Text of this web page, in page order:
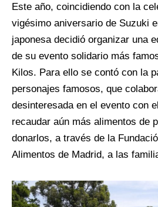
Este año, coincidiendo con la
vigésimo aniversario de Suzuki
japonesa decidió organizar una
de su evento solidario más
Kilos. Para ello se contó con la
personajes famosos, que
desinteresada en el evento con
recaudar aún más alimentos de
donarlos, a través de la
Alimentos de Madrid, a las